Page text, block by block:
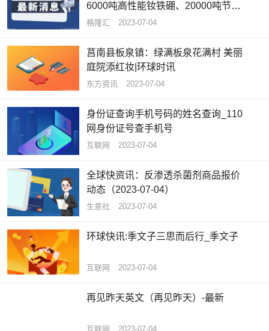
6000吨高性能钕铁硼、20000吨节能
电机磁瓦及1500吨粘结磁项目_全球
格隆汇 2023-07-04
莒南县板泉镇：绿满板泉花满村 美丽
庭院添红妆|环球时讯
东方资讯 2023-07-04
身份证查询手机号码的姓名查询_110
网身份证号查手机号
互联网 2023-07-04
全球快资讯：反渗透杀菌剂商品报价
动态（2023-07-04）
生意社 2023-07-04
环球快讯:季文子三思而后行_季文子
互联网 2023-07-04
再见昨天英文（再见昨天）-最新
互联网 2023-07-04